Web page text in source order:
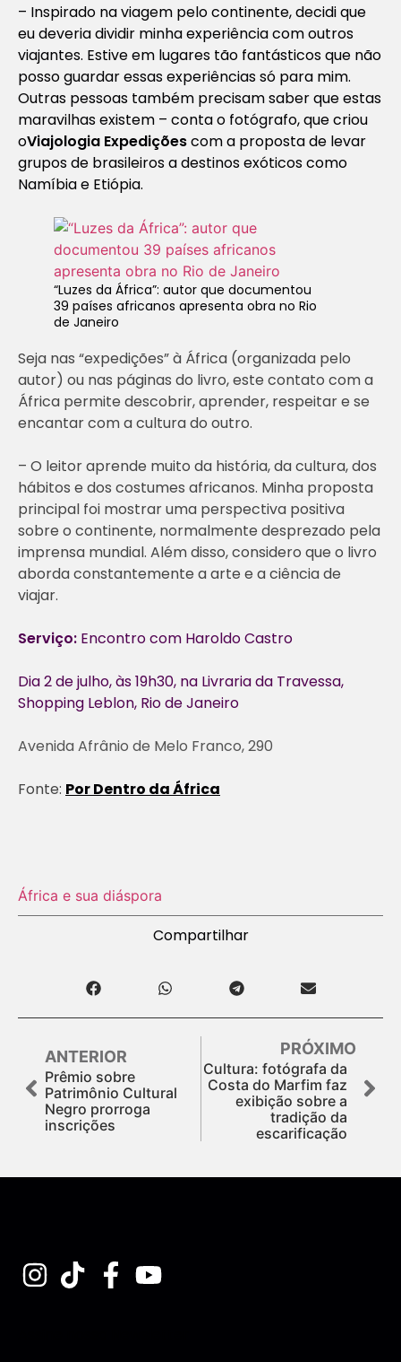
– Inspirado na viagem pelo continente, decidi que
eu deveria dividir minha experiência com outros
viajantes. Estive em lugares tão fantásticos que não
posso guardar essas experiências só para mim.
Outras pessoas também precisam saber que estas
maravilhas existem – conta o fotógrafo, que criou
oViajologia Expediçõescom a proposta de levar
grupos de brasileiros a destinos exóticos como
Namíbia e Etiópia.
“Luzes da África”: autor que documentou
39 países africanos apresenta obra no Rio
de Janeiro
Seja nas “expedições” à África (organizada pelo
autor) ou nas páginas do livro, este contato com a
África permite descobrir, aprender, respeitar e se
encantar com a cultura do outro.
– O leitor aprende muito da história, da cultura, dos
hábitos e dos costumes africanos. Minha proposta
principal foi mostrar uma perspectiva positiva
sobre o continente, normalmente desprezado pela
imprensa mundial. Além disso, considero que o livro
aborda constantemente a arte e a ciência de
viajar.
Serviço: Encontro com Haroldo Castro
Dia 2 de julho, às 19h30, na Livraria da Travessa,
Shopping Leblon, Rio de Janeiro
Avenida Afrânio de Melo Franco, 290
Fonte: Por Dentro da África
África e sua diáspora
Compartilhar
ANTERIOR
Prêmio sobre
Patrimônio Cultural
Negro prorroga
inscrições
PRÓXIMO
Cultura: fotógrafa da
Costa do Marfim faz
exibição sobre a
tradição da
escarificação